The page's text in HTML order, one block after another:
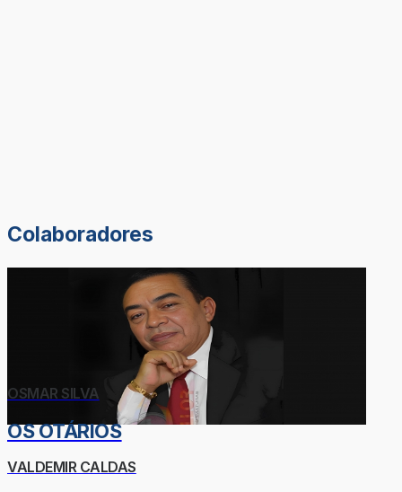
Colaboradores
OSMAR SILVA
OS OTÁRIOS
VALDEMIR CALDAS